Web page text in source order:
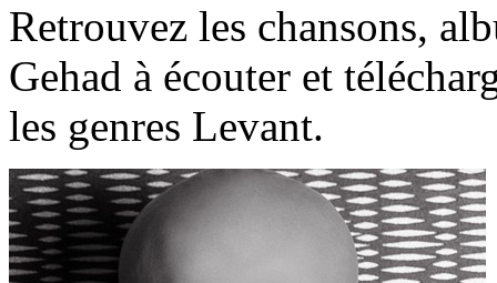
Retrouvez les chansons,
Gehad à écouter et
les genres Levant.